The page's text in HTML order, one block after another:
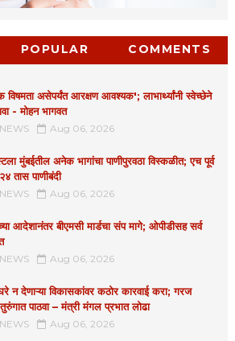
POPULAR COMMENTS
विषमता असेपर्यंत आरक्षण आवश्यक'; लाभार्थ्यांनी स्वेच्छेने
- मोहन भागवत
Aug 06, 2026
मुंबईतील अनेक भागांचा पाणीपुरवठा विस्कळीत; एच पूर्व
तास पाणीबंदी
Aug 06, 2026
आदेशानंतर बीएमसी मार्डचा संप मागे; ओपीडीसह सर्व
Aug 06, 2026
घरे न देणाऱ्या विकासकांवर कठोर कारवाई करा; गरज
पाठवा – मंत्री मंगल प्रभात लोढा
Aug 06, 2026